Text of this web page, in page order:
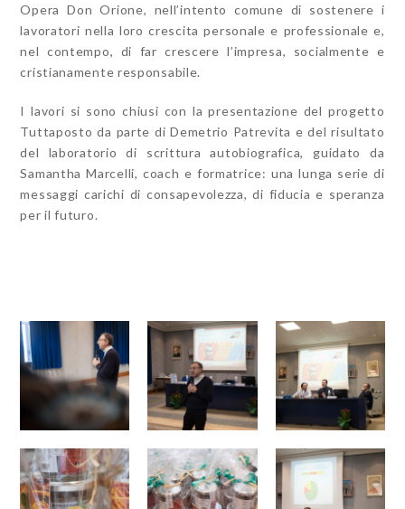
Opera Don Orione, nell’intento comune di sostenere i
lavoratori nella loro crescita personale e professionale e,
nel contempo, di far crescere l’impresa, socialmente e
cristianamente responsabile.
I lavori si sono chiusi con la presentazione del progetto
Tuttaposto da parte di Demetrio Patrevita e del risultato
del laboratorio di scrittura autobiografica, guidato da
Samantha Marcelli, coach e formatrice: una lunga serie di
messaggi carichi di consapevolezza, di fiducia e speranza
per il futuro.